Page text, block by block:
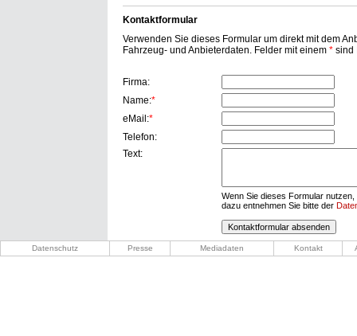
Kontaktformular
Verwenden Sie dieses Formular um direkt mit dem
Fahrzeug- und Anbieterdaten. Felder mit einem *sind
Firma:
Name:*
eMail:*
Telefon:
Text:
Wenn Sie dieses Formular
dazu entnehmen Sie bitte der
Datenschutz Presse Mediadaten Kontakt